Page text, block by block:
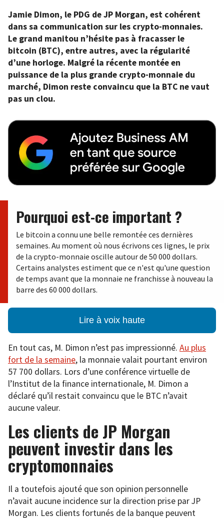
Jamie Dimon, le PDG de JP Morgan, est cohérent
dans sa communication sur les crypto-monnaies.
Le grand manitou n’hésite pas à fracasser le
bitcoin (BTC), entre autres, avec la régularité
d’une horloge. Malgré la récente montée en
puissance de la plus grande crypto-monnaie du
marché, Dimon reste convaincu que la BTC ne vaut
pas un clou.
Pourquoi est-ce important ?
Le bitcoin a connu une belle remontée ces dernières
semaines. Au moment où nous écrivons ces lignes, le prix
de la crypto-monnaie oscille autour de 50 000 dollars.
Certains analystes estiment que ce n'est qu'une question
de temps avant que la monnaie ne franchisse à nouveau la
barre des 60 000 dollars.
Lire à voix haute
En tout cas, M. Dimon n’est pas impressionné. Au plus
fort de la semaine, la monnaie valait pourtant environ
57 700 dollars. Lors d’une conférence virtuelle de
l’Institut de la finance internationale, M. Dimon a
déclaré qu’il restait convaincu que le BTC n’avait
aucune valeur.
Les clients de JP Morgan
peuvent investir dans les
cryptomonnaies
Il a toutefois ajouté que son opinion personnelle
n’avait aucune incidence sur la direction prise par JP
Morgan. Les clients fortunés de la banque peuvent